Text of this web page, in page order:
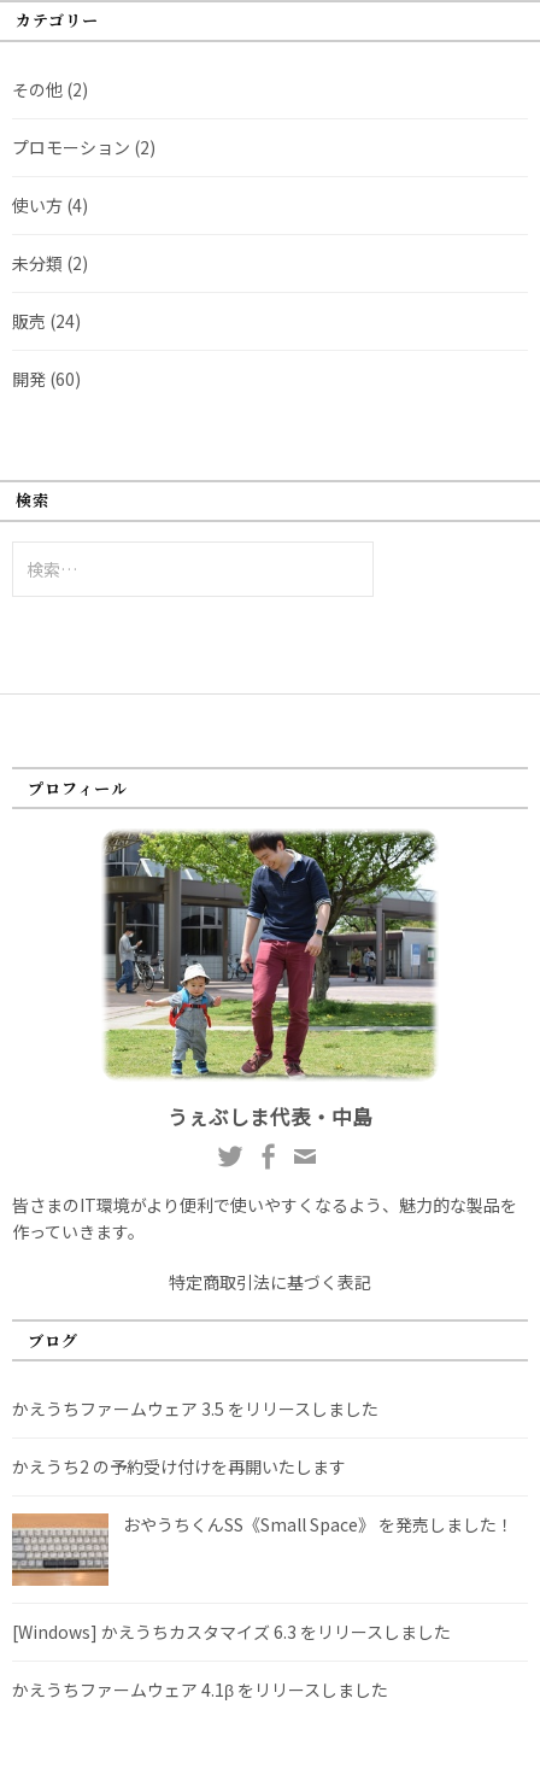
カテゴリー
その他 (2)
プロモーション (2)
使い方 (4)
未分類 (2)
販売 (24)
開発 (60)
検索
索:
プロフィール
うぇぶしま代表・中島
皆さまのIT環境がより便利で使いやすくなるよう、魅力的な製品を
作っていきます。
特定商取引法に基づく表記
ブログ
かえうちファームウェア 3.5 をリリースしました
かえうち2 の予約受け付けを再開いたします
おやうちくんSS《Small Space》 を発売しました！
[Windows] かえうちカスタマイズ 6.3 をリリースしました
かえうちファームウェア 4.1β をリリースしました